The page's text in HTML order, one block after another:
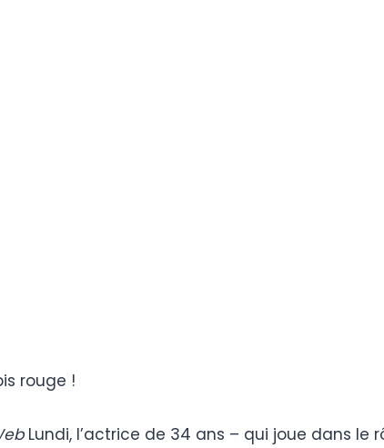
rouge !
Lundi, l’actrice de 34 ans – qui joue dans le